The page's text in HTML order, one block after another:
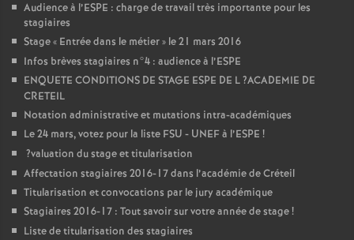
Audience à l’ESPE : charge de travail très importante pour les
stagiaires
Stage « Entrée dans le métier» le 21 mars 2016
Infos brèves stagiaires n°4 : audience à l’ESPE
ENQUETE CONDITIONS DE STAGE ESPE DE L?ACADEMIE DE
CRETEIL
Notation administrative et mutations intra-académiques
Le 24 mars, votez pour la liste FSU - UNEFà l’ESPE !
?valuation du stage et titularisation
Affectation stagiaires 2016-17 dans l’académie de Créteil
Titularisation et convocations par le jury académique
Stagiaires 2016-17 : Tout savoir sur votre année de stage!
Liste de titularisation des stagiaires